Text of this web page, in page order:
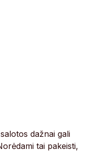
dažnai gali
tai pakeisti,